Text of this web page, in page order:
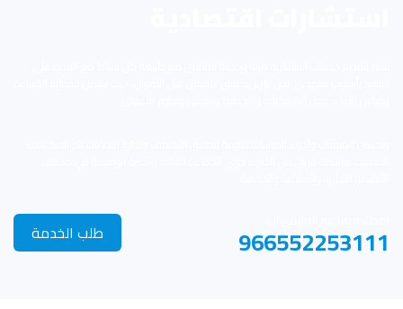
966552253111 طلب الخدمة